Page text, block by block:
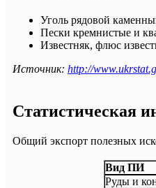
Уголь рядовой
Пески кремнистые и
Известняк, флюс
Источник: http://
Статистическая
Общий экспорт полезных
Вид ПИ
Руды и